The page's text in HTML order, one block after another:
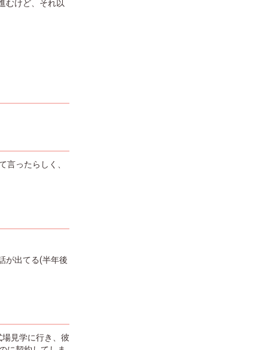
むけど、それ以
言ったらしく、
が出てる(半年後
見学に行き、彼